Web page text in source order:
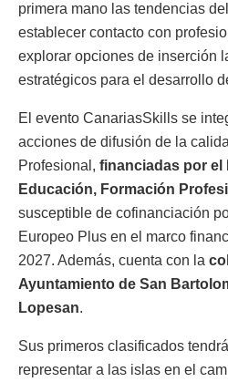
primera mano las tendencias
establecer contacto con
explorar opciones de inserción
estratégicos para el desarrollo
El evento CanariasSkills se
acciones de difusión de la
Profesional, financiadas por el
Educación, Formación
susceptible de cofinanciación
Europeo Plus en el marco
2027. Además, cuenta con la
Ayuntamiento de San
Lopesan.
Sus primeros clasificados
representar a las islas en el